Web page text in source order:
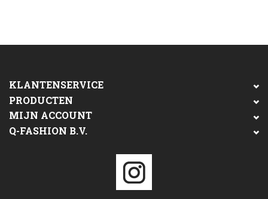
KLANTENSERVICE
PRODUCTEN
MIJN ACCOUNT
Q-FASHION B.V.